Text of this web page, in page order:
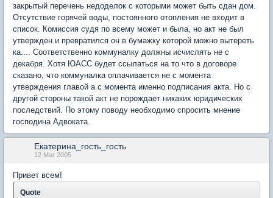
закрытый перечень недоделок с которыми может быть сдан дом.
Отсутствие горячей воды, постоянного отопления не входит в
список. Комиссия судя по всему может и была, но акт не был
утвержден и превратился он в бумажку которой можно вытереть
ка.... Соответственно коммуналку должны исчислять не с
декабря. Хотя ЮАСС будет ссылаться на то что в договоре
сказано, что коммуналка оплачивается не с момента
утверждения главой а с момента именно подписания акта. Но с
другой стороны такой акт не порождает никаких юридических
последствий. По этому поводу необходимо спросить мнение
господина Адвоката.
Екатерина_гость_гость
12 Mar 2005
Привет всем!
Quote